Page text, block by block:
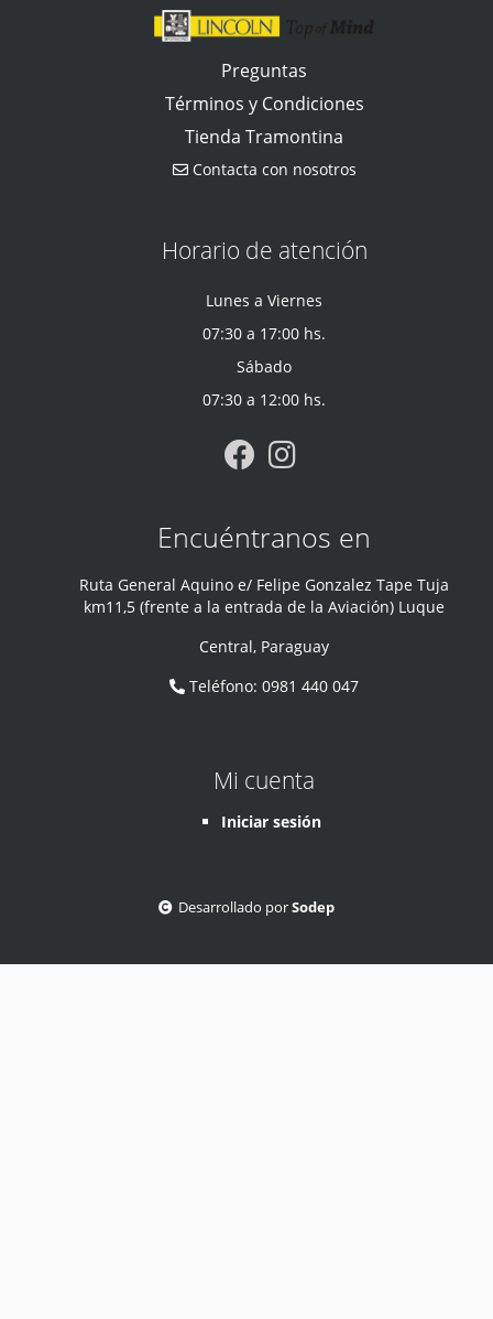
Preguntas
Términos y Condiciones
Tienda Tramontina
Contacta con nosotros
Horario de atención
Lunes a Viernes
07:30 a 17:00 hs.
Sábado
07:30 a 12:00 hs.
Encuéntranos en
Ruta General Aquino e/ Felipe Gonzalez Tape Tuja
km11,5 (frente a la entrada de la Aviación) Luque
Central, Paraguay
Teléfono:0981 440 047
Mi cuenta
Iniciar sesión
Desarrollado porSodep